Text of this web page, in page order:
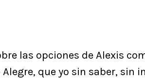
las opciones de Alexis
Alegre, que yo sin saber, sin